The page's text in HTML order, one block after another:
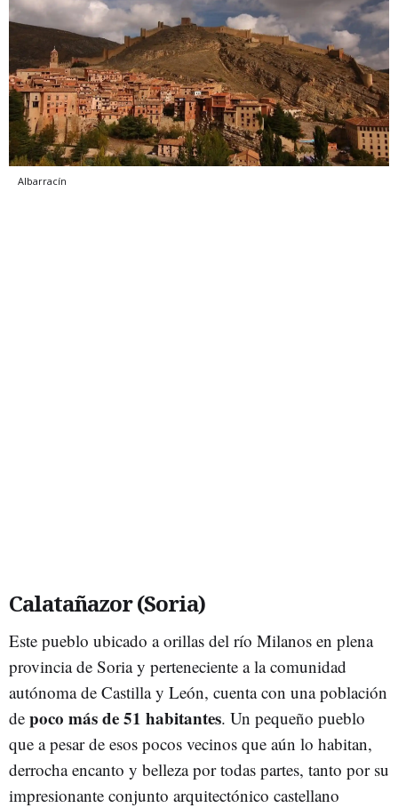
Albarracín
Calatañazor (Soria)
Este pueblo ubicado a orillas del río Milanos en plena
provincia de Soria y perteneciente a la comunidad
autónoma de Castilla y León, cuenta con una población
de poco más de 51 habitantes. Un pequeño pueblo
que a pesar de esos pocos vecinos que aún lo habitan,
derrocha encanto y belleza por todas partes, tanto por su
impresionante conjunto arquitectónico castellano